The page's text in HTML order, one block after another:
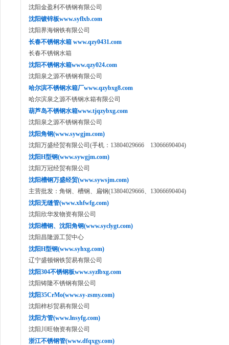
沈阳金盈利不锈钢有限公司
沈阳镀锌板www.syflxb.com
沈阳界海钢铁有限公司
长春不锈钢水箱 www.qzy0431.com
长春不锈钢水箱
沈阳不锈钢水箱www.qzy024.com
沈阳泉之源不锈钢有限公司
哈尔滨不锈钢水箱厂www.qzybxg8.com
哈尔滨泉之源不锈钢水箱有限公司
葫芦岛不锈钢水箱www.tjqzybxg.com
沈阳泉之源不锈钢有限公司
沈阳角钢(www.sywgjm.com)
沈阳万盛经贸有限公司(手机：13804029666 13066690404)
沈阳H型钢(www.sywgjm.com)
沈阳万冠经贸有限公司
沈阳槽钢万盛经贸(www.sywsjm.com)
主营批发：角钢、槽钢、扁钢(13804029666、13066690404)
沈阳无缝管(www.xhfwfg.com)
沈阳欣华发物资有限公司
沈阳槽钢、沈阳角钢(www.syclygt.com)
沈阳昌隆源工贸中心
沈阳H型钢(www.syhxg.com)
辽宁盛顿钢铁贸易有限公司
沈阳304不锈钢板www.syzlbxg.com
沈阳铸隆不锈钢有限公司
沈阳35CrMo(www.sy-zsmy.com)
沈阳梓杉贸易有限公司
沈阳方管(www.lnsyfg.com)
沈阳川旺物资有限公司
浙江不锈钢管(www.dfqxgy.com)